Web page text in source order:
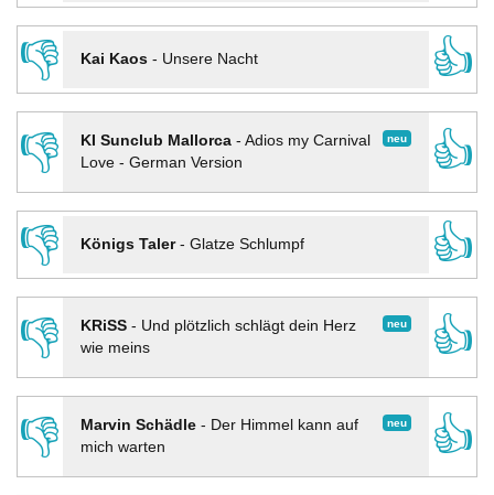
👎
Kai Kaos- Unsere Nacht
👍
👎
neu
KI Sunclub Mallorca- Adios my Carnival
Love - German Version
👍
👎
Königs Taler- Glatze Schlumpf
👍
👎
neu
KRiSS- Und plötzlich schlägt dein Herz
wie meins
👍
👎 neu
Marvin Schädle- Der Himmel kann auf
mich warten
👍